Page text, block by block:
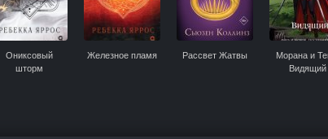
Ониксовый
шторм
Железное пламя Рассвет Жатвы
Морана и
Видящий